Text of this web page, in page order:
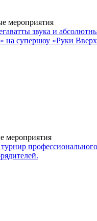
мероприятия
звука и
супершоу «Руки
мероприятия
профессионального